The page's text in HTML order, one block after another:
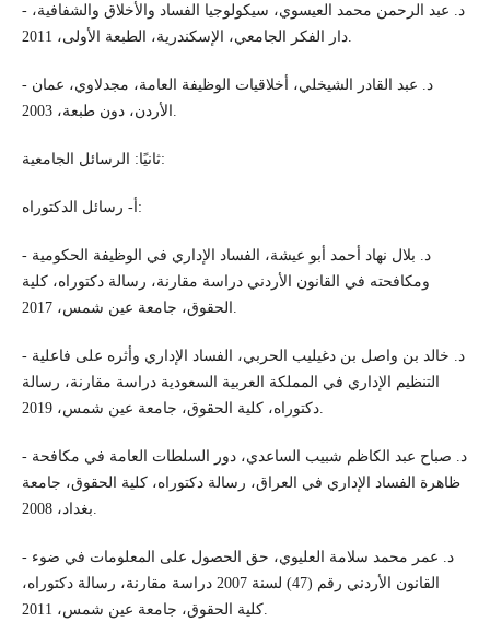
- د. عبد الرحمن محمد العيسوي، سيكولوجيا الفساد والأخلاق والشفافية،
دار الفكر الجامعي، الإسكندرية، الطبعة الأولى، 2011.
- د. عبد القادر الشيخلي، أخلاقيات الوظيفة العامة، مجدلاوي، عمان
الأردن، دون طبعة، 2003.
ثانيًا: الرسائل الجامعية:
أ- رسائل الدكتوراه:
- د. بلال نهاد أحمد أبو عيشة، الفساد الإداري في الوظيفة الحكومية
ومكافحته في القانون الأردني دراسة مقارنة، رسالة دكتوراه، كلية
الحقوق، جامعة عين شمس، 2017.
- د. خالد بن واصل بن دغيليب الحربي، الفساد الإداري وأثره على فاعلية
التنظيم الإداري في المملكة العربية السعودية دراسة مقارنة، رسالة
دكتوراه، كلية الحقوق، جامعة عين شمس، 2019.
- د. صباح عبد الكاظم شبيب الساعدي، دور السلطات العامة في مكافحة
ظاهرة الفساد الإداري في العراق، رسالة دكتوراه، كلية الحقوق، جامعة
بغداد، 2008.
- د. عمر محمد سلامة العليوي، حق الحصول على المعلومات في ضوء
القانون الأردني رقم (47) لسنة 2007 دراسة مقارنة، رسالة دكتوراه،
كلية الحقوق، جامعة عين شمس، 2011.